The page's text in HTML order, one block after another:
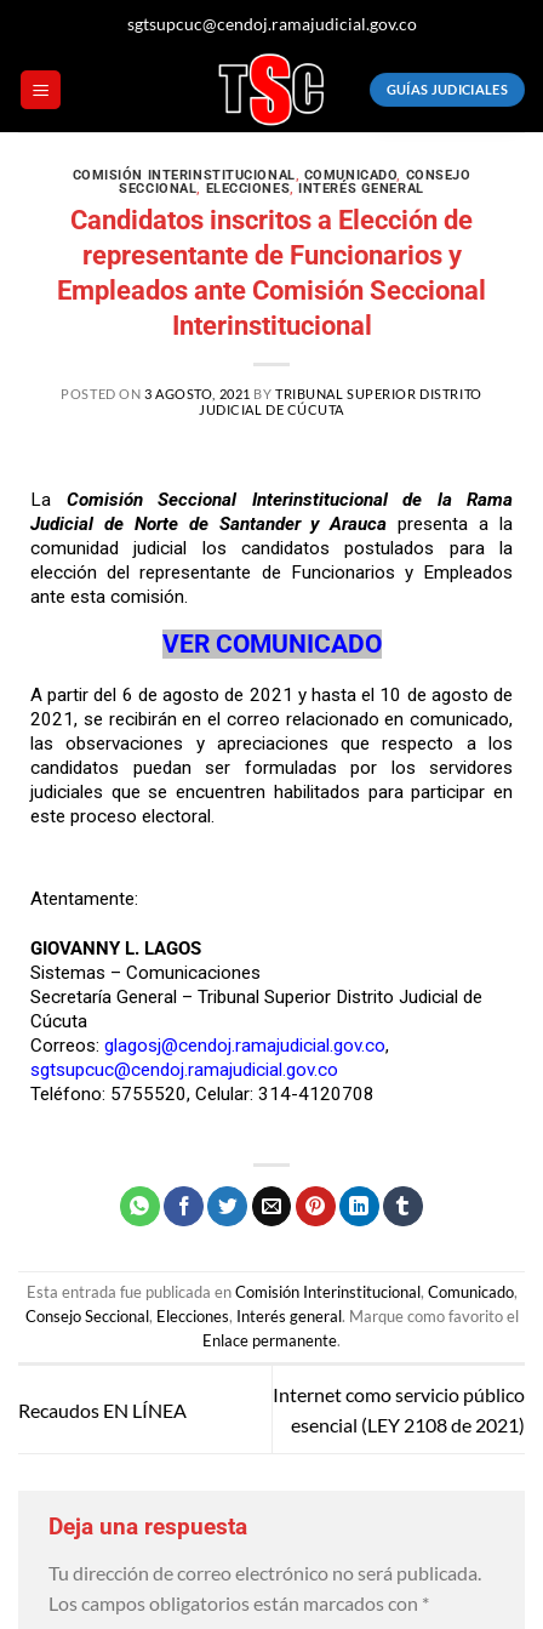
sgtsupcuc@cendoj.ramajudicial.gov.co
GUÍAS JUDICIALES
COMISIÓN INTERINSTITUCIONAL, COMUNICADO, CONSEJO
SECCIONAL, ELECCIONES,INTERÉS GENERAL
Candidatos inscritos a Elección de
representante de Funcionarios y
Empleados ante Comisión Seccional
Interinstitucional
POSTED ON 3 AGOSTO, 2021 BYTRIBUNAL SUPERIOR DISTRITO
JUDICIAL DE CÚCUTA
La Comisión Seccional Interinstitucional de la Rama
Judicial de Norte de Santander y Arauca presenta a la
comunidad judicial los candidatos postulados para la
elección del representante de Funcionarios y Empleados
ante esta comisión.
VER COMUNICADO
A partir del 6 de agosto de 2021 y hasta el 10 de agosto de
2021, se recibirán en el correo relacionado en comunicado,
las observaciones y apreciaciones que respecto a los
candidatos puedan ser formuladas por los servidores
judiciales que se encuentren habilitados para participar en
este proceso electoral.
Atentamente:
GIOVANNY L. LAGOS
Sistemas – Comunicaciones
Secretaría General – Tribunal Superior Distrito Judicial de
Cúcuta
Correos: glagosj@cendoj.ramajudicial.gov.co,
sgtsupcuc@cendoj.ramajudicial.gov.co
Teléfono: 5755520, Celular: 314-4120708
Esta entrada fue publicada enComisión Interinstitucional, Comunicado,
Consejo Seccional, Elecciones, Interés general. Marque como favorito el
Enlace permanente.
Recaudos EN LÍNEA
Internet como servicio público
esencial (LEY 2108 de 2021)
Deja una respuesta
Tu dirección de correo electrónico no será publicada.
Los campos obligatorios están marcados con *